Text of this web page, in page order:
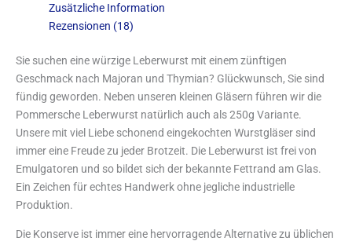
Zusätzliche Information
Rezensionen (18)
Sie suchen eine würzige Leberwurst mit einem zünftigen
Geschmack nach Majoran und Thymian? Glückwunsch, Sie sind
fündig geworden. Neben unseren kleinen Gläsern führen wir die
Pommersche Leberwurst natürlich auch als 250g Variante.
Unsere mit viel Liebe schonend eingekochten Wurstgläser sind
immer eine Freude zu jeder Brotzeit. Die Leberwurst ist frei von
Emulgatoren und so bildet sich der bekannte Fettrand am Glas.
Ein Zeichen für echtes Handwerk ohne jegliche industrielle
Produktion.
Die Konserve ist immer eine hervorragende Alternative zu üblichen